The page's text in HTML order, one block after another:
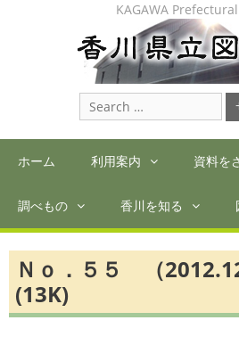
KAGAWA
Search
for:
ホーム 利用案内 資料を
調べもの 香川を知る
Ｎｏ．５５ （
(13K)